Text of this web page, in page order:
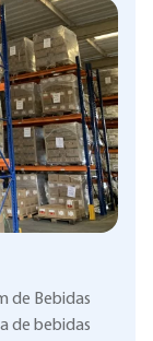
de Bebidas
de bebidas